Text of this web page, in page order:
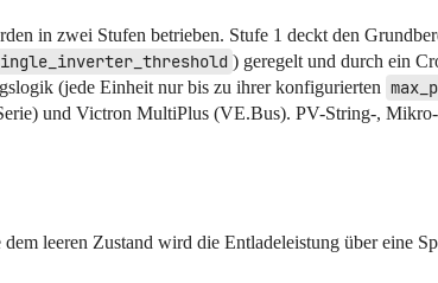
in zwei Stufen betrieben. Stufe 1 deckt den
) geregelt und durch ein
(jede Einheit nur bis zu ihrer konfigurierten
und Victron MultiPlus (VE.Bus). PV-String-,
dem leeren Zustand wird die Entladeleistung über eine